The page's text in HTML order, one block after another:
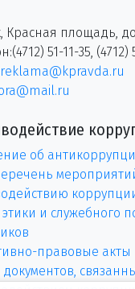
Красная площадь,
51-11-35, (4712)
reklama@kpravda.ru
об
этики и служебного
правовые акты